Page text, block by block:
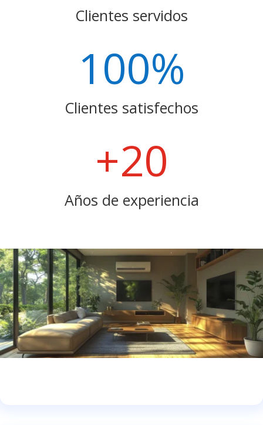
Clientes servidos
100%
Clientes satisfechos
+20
Años de experiencia